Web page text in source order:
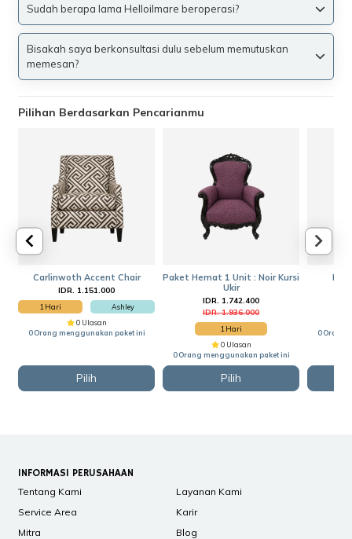
Sudah berapa lama Helloilmare beroperasi?
Bisakah saya berkonsultasi dulu sebelum memutuskan
memesan?
Pilihan Berdasarkan Pencarianmu
Carlinwoth Accent Chair
IDR. 1.151.000
1 Hari
Ashley
0 Ulasan
0 Orang menggunakan paket ini
Pilih
Paket Hemat 1 Unit : Noir Kursi
Ukir
IDR. 1.742.400
IDR. 1.936.000
1 Hari
0 Ulasan
0 Orang menggunakan paket ini
Pilih
0 Orang
INFORMASI PERUSAHAAN
Tentang Kami
Layanan Kami
Service Area
Karir
Mitra
Blog